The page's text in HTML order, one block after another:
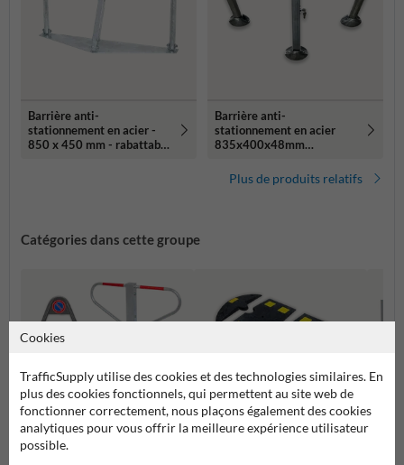
Barrière anti-
stationnement en acier -
850 x 450 mm - rabattable
Barrière anti-
stationnement en acier
835x400x48mm
incluse
Plus de produits relatifs
Catégories dans cette groupe
Cookies
TrafficSupply utilise des cookies et des technologies similaires. En
plus des cookies fonctionnels, qui permettent au site web de
fonctionner correctement, nous plaçons également des cookies
analytiques pour vous offrir la meilleure expérience utilisateur
possible.